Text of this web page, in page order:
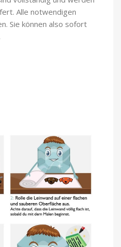
Alle notwendigen
Sie können also sofort